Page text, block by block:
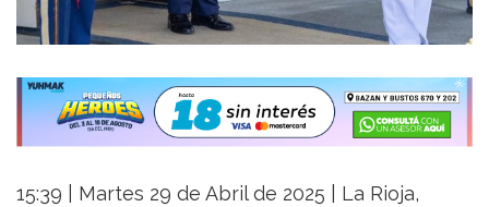
15:39 | Martes 29 de Abril de 2025 | La Rioja,